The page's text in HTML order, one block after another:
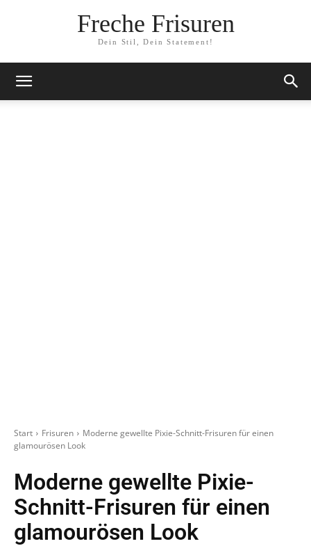
Freche Frisuren
Dein Stil, Dein Statement!
Start Frisuren
Moderne gewellte Pixie-Schnitt-Frisuren für einen
glamourösen Look
Moderne gewellte Pixie-
Schnitt-Frisuren für einen
glamourösen Look